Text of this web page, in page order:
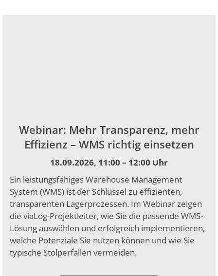
Webinar: Mehr Transparenz, mehr
Effizienz – WMS richtig einsetzen
18.09.2026, 11:00 – 12:00 Uhr
Ein leistungsfähiges Warehouse Management
System (WMS) ist der Schlüssel zu effizienten,
transparenten Lagerprozessen. Im Webinar zeigen
die viaLog-Projektleiter, wie Sie die passende WMS-
Lösung auswählen und erfolgreich implementieren,
welche Potenziale Sie nutzen können und wie Sie
typische Stolperfallen vermeiden.